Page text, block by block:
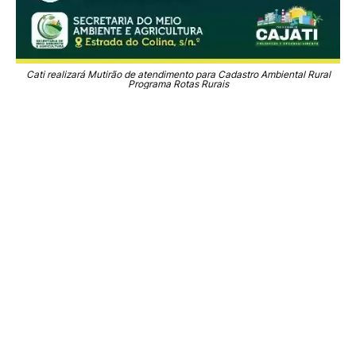
Cati realizará Mutirão de atendimento para Cadastro Ambiental Rural
Programa Rotas Rurais